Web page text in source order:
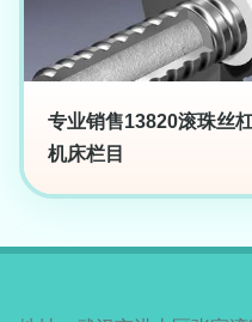
专业销售13820滚珠丝
机床栏目